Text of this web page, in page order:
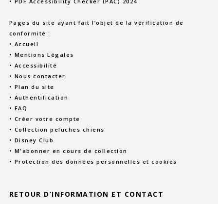
Pages du site ayant fait l’objet de la vérification de
conformité :
• Accueil
• Mentions Légales
• Accessibilité
• Nous contacter
• Plan du site
• Authentification
• FAQ
• Créer votre compte
• Collection peluches chiens
• Disney Club
• M'abonner en cours de collection
• Protection des données personnelles et cookies
RETOUR D’INFORMATION ET CONTACT